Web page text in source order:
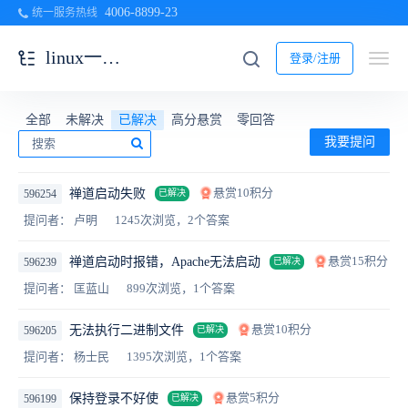
统一服务热线 4006-8899-23
登录/注册
linux一键安装包
全部 未解决 已解决 高分悬赏
零回答
我要提问
596254 禅道启动失败 已解决
悬赏10积分
提问者： 卢明
1245次浏览，2个答案
596239 禅道启动时报错，Apache无法启动 已解决
悬赏15积分
提问者： 匡蓝山
899次浏览，1个答案
596205 无法执行二进制文件 已解决
悬赏10积分
提问者： 杨士民
1395次浏览，1个答案
596199 保持登录不好使 已解决 悬赏5积分